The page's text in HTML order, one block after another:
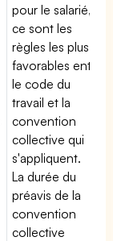
pour le salarié,
ce sont les
règles les plus
favorables entre
le code du
travail et la
convention
collective qui
s'appliquent.
La durée du
préavis de la
convention
collective